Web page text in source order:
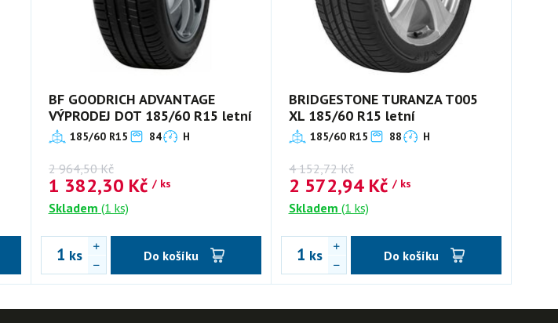
BF GOODRICH ADVANTAGE
VÝPRODEJ DOT 185/60 R15 letní
185/60 R15 84 H
2 964,50 Kč
1 382,30 Kč / ks
Skladem (1 ks)
ks Do košíku
BRIDGESTONE TURANZA T005
XL 185/60 R15 letní
185/60 R15 88 H
4 152,72 Kč
2 572,94 Kč / ks
Skladem (1 ks)
ks Do košíku